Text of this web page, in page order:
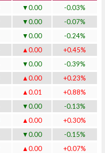
▼0.00
-0.03%
▼0.00
-0.07%
▼0.00
-0.24%
▲0.00
+0.45%
▼0.00
-0.39%
▲0.00
+0.23%
▲0.01
+0.88%
▼0.00
-0.13%
▲0.00
+0.30%
▼0.00
-0.15%
▲0.00
+0.07%